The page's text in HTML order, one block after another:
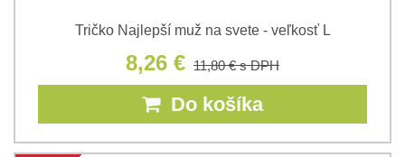
Tričko Najlepší muž na svete - veľkosť L
8,26 € 11,80 €s DPH
Do košíka